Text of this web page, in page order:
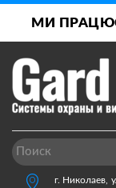
МИ
г. Николаев,